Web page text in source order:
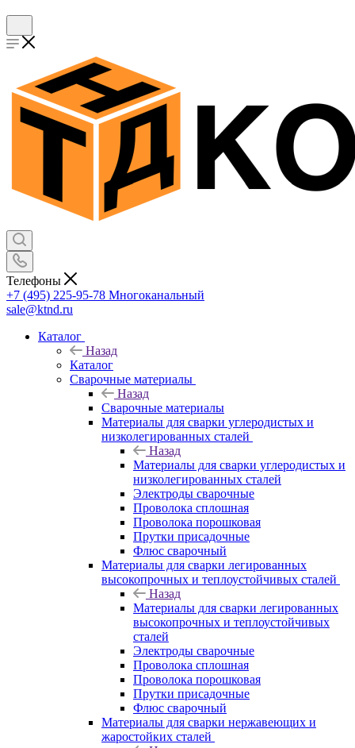
Телефоны
+7 (495) 225-95-78 Многоканальный
sale@ktnd.ru
Каталог
Назад
Каталог
Сварочные материалы
Назад
Сварочные материалы
Материалы для сварки углеродистых и
низколегированных сталей
Назад
Материалы для сварки углеродистых и
низколегированных сталей
Электроды сварочные
Проволока сплошная
Проволока порошковая
Прутки присадочные
Флюс сварочный
Материалы для сварки легированных
высокопрочных и теплоустойчивых сталей
Назад
Материалы для сварки легированных
высокопрочных и теплоустойчивых
сталей
Электроды сварочные
Проволока сплошная
Проволока порошковая
Прутки присадочные
Флюс сварочный
Материалы для сварки нержавеющих и
жаростойких сталей